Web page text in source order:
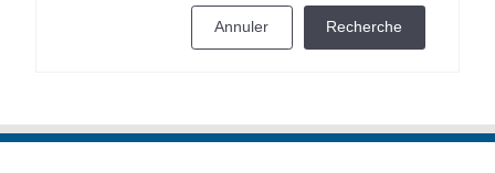
Annuler Recherche